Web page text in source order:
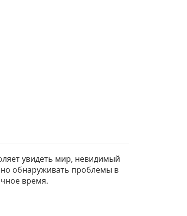
увидеть мир, невидимый
обнаруживать проблемы в
время.